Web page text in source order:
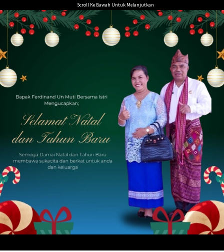
ke
konten
Scroll Ke Bawah Untuk Melanjutkan